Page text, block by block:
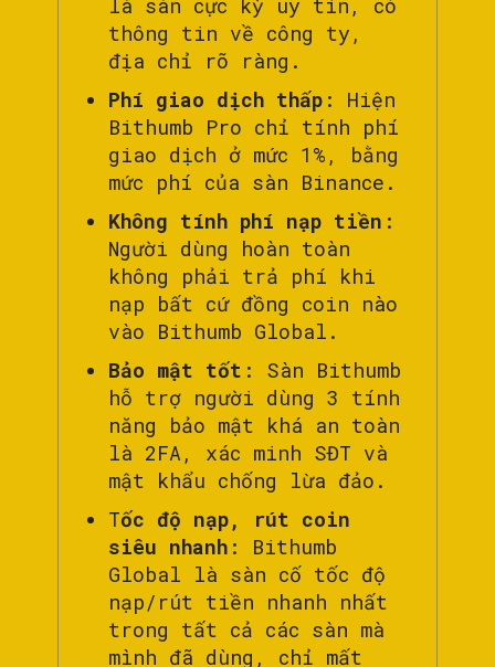
là sàn cực kỳ uy tín, có
thông tin về công ty,
địa chỉ rõ ràng.
Phí giao dịch thấp : Hiện
Bithumb Pro chỉ tính phí
giao dịch ở mức 1%, bằng
mức phí của sàn Binance.
Không tính phí nạp tiền :
Người dùng hoàn toàn
không phải trả phí khi
nạp bất cứ đồng coin nào
vào Bithumb Global.
Bảo mật tốt : Sàn Bithumb
hỗ trợ người dùng 3 tính
năng bảo mật khá an toàn
là 2FA, xác minh SĐT và
mật khẩu chống lừa đảo.
Tốc độ nạp, rút coin
siêu nhanh : Bithumb
Global là sàn cố tốc độ
nạp/rút tiền nhanh nhất
trong tất cả các sàn mà
mình đã dùng, chỉ mất